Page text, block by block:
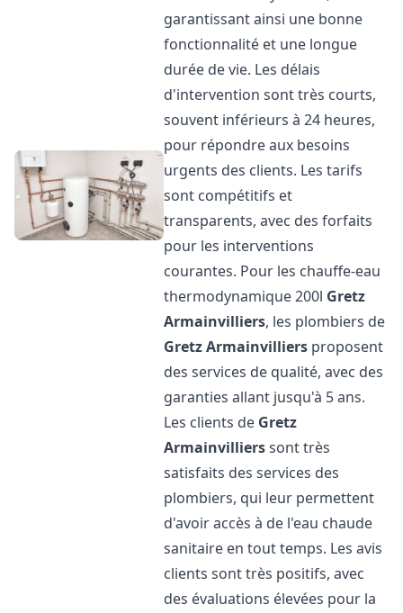
garantissant ainsi une bonne
fonctionnalité et une longue
durée de vie. Les délais
d'intervention sont très courts,
souvent inférieurs à 24 heures,
pour répondre aux besoins
urgents des clients. Les tarifs
sont compétitifs et
transparents, avec des forfaits
pour les interventions
courantes. Pour les chauffe-eau
thermodynamique 200l Gretz
Armainvilliers, les plombiers de
Gretz Armainvilliers proposent
des services de qualité, avec des
garanties allant jusqu'à 5 ans.
Les clients de Gretz
Armainvillierssont très
satisfaits des services des
plombiers, qui leur permettent
d'avoir accès à de l'eau chaude
sanitaire en tout temps. Les avis
clients sont très positifs, avec
des évaluations élevées pour la